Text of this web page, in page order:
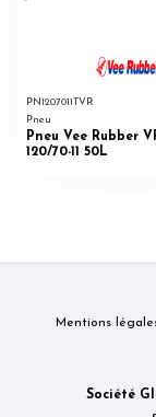
PN1207011TVR
Pneu
Pneu Vee Rubber
120/70-11 50L
Mentions
Société